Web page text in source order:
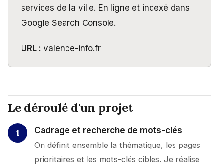
services de la ville. En ligne et indexé dans
Google Search Console.
URL : valence-info.fr
Le déroulé d'un projet
Cadrage et recherche de mots-clés
On définit ensemble la thématique, les pages
prioritaires et les mots-clés cibles. Je réalise